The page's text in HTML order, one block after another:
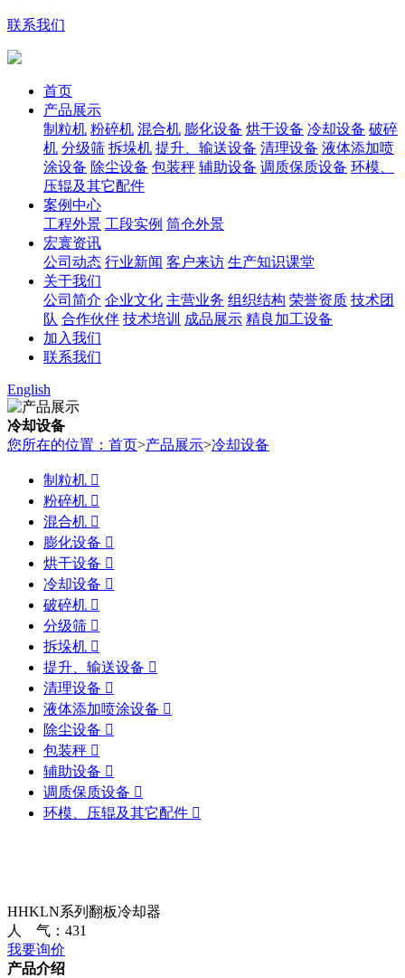
联系我们
首页
产品展示
制粒机 粉碎机 混合机 膨化设备 烘干设备 冷却设备 破碎
机 分级筛 拆垛机 提升、输送设备 清理设备 液体添加喷
涂设备 除尘设备 包装秤 辅助设备 调质保质设备 环模、
压辊及其它配件
案例中心
工程外景 工段实例 筒仓外景
宏寰资讯
公司动态 行业新闻 客户来访 生产知识课堂
关于我们
公司简介 企业文化 主营业务 组织结构 荣誉资质 技术团
队 合作伙伴 技术培训 成品展示 精良加工设备
加入我们
联系我们
English
冷却设备
您所在的位置：首页>产品展示>冷却设备
制粒机 
粉碎机 
混合机 
膨化设备 
烘干设备 
冷却设备 
破碎机 
分级筛 
拆垛机 
提升、输送设备 
清理设备 
液体添加喷涂设备 
除尘设备 
包装秤 
辅助设备 
调质保质设备 
环模、压辊及其它配件 
HHKLN系列翻板冷却器
人 气： 431
我要询价
产品介绍